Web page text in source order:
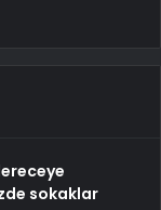
sokaklar